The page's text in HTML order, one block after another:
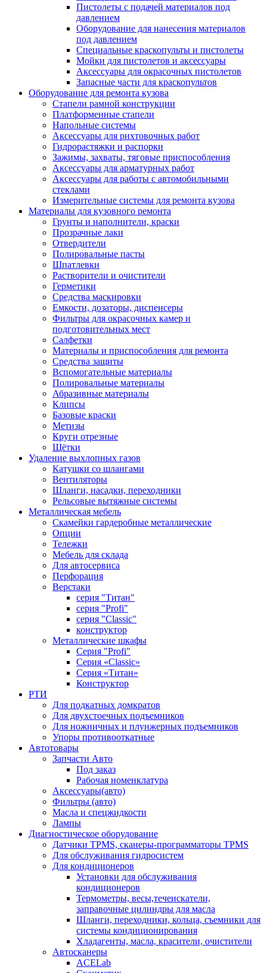
Пистолеты с подачей материалов под
давлением
Оборудование для нанесения материалов
под давлением
Специальные краскопульты и пистолеты
Мойки для пистолетов и аксессуары
Аксессуары для окрасочных пистолетов
Запасные части для краскопультов
Оборудование для ремонта кузова
Стапели рамной конструкции
Платформенные стапели
Напольные системы
Аксессуары для рихтовочных работ
Гидрорастяжки и распорки
Зажимы, захваты, тяговые приспособления
Аксессуары для арматурных работ
Аксессуары для работы с автомобильными
стеклами
Измерительные системы для ремонта кузова
Материалы для кузовного ремонта
Грунты и наполнители, краски
Прозрачные лаки
Отвердители
Полировальные пасты
Шпатлевки
Растворители и очистители
Герметики
Средства маскировки
Емкости, дозаторы, диспенсеры
Фильтры для окрасочных камер и
подготовительных мест
Салфетки
Материалы и приспособления для ремонта
Средства защиты
Вспомогательные материалы
Полировальные материалы
Абразивные материалы
Клипсы
Базовые краски
Метизы
Круги отрезные
Щётки
Удаление выхлопных газов
Катушки со шлангами
Вентиляторы
Шланги, насадки, переходники
Рельсовые вытяжные системы
Металлическая мебель
Скамейки гардеробные металлические
Опции
Тележки
Мебель для склада
Для автосервиса
Перфорация
Верстаки
серия "Титан"
серия "Profi"
серия "Classic"
конструктор
Металлические шкафы
Серия "Profi"
Серия «Classic»
Серия «Титан»
Конструктор
РТИ
Для подкатных домкратов
Для двухстоечных подъемников
Для ножничных и плунжерных подъемников
Упоры противооткатные
Автотовары
Запчасти Авто
Под заказ
Рабочая номенклатура
Аксессуары(авто)
Фильтры (авто)
Масла и спецжидкости
Лампы
Диагностическое оборудование
Датчики TPMS, сканеры-программаторы TPMS
Для обслуживания гидросистем
Для кондиционеров
Установки для обслуживания
кондиционеров
Термометры, весы,течеискатели,
заправочные цилиндры для масла
Шланги, переходники, кольца, съемники для
системы кондиционирования
Хладагенты, масла, красители, очистители
Автосканеры
ACELab